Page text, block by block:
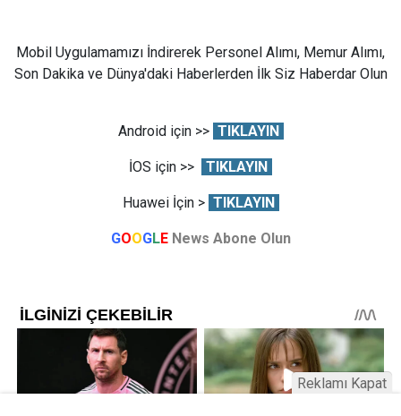
Mobil Uygulamamızı İndirerek Personel Alımı, Memur Alımı,
Son Dakika ve Dünya'daki Haberlerden İlk Siz Haberdar Olun
Android için >> TIKLAYIN
İOS için >> TIKLAYIN
Huawei İçin > TIKLAYIN
GOOGLE News Abone Olun
Reklamı Kapat